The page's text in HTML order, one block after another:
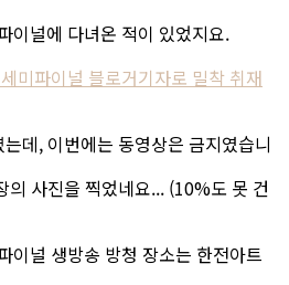
이널에 다녀온 적이 있었지요.
미파이널 블로거기자로 밀착 취재
데, 이번에는 동영상은 금지였습니
의 사진을 찍었네요... (10%도 못 건
이널 생방송 방청 장소는 한전아트